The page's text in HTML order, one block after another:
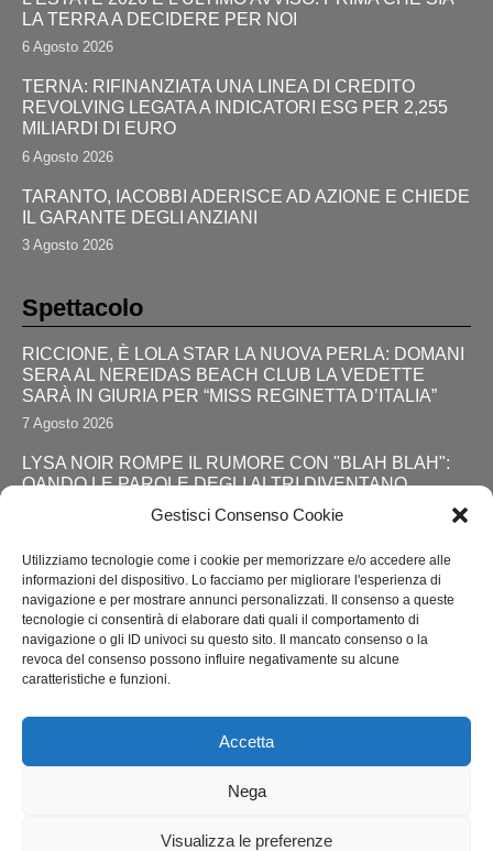
Gestisci Consenso Cookie
Utilizziamo tecnologie come i cookie per memorizzare e/o accedere alle
informazioni del dispositivo. Lo facciamo per migliorare l'esperienza di
navigazione e per mostrare annunci personalizzati. Il consenso a queste
tecnologie ci consentirà di elaborare dati quali il comportamento di
navigazione o gli ID univoci su questo sito. Il mancato consenso o la
revoca del consenso possono influire negativamente su alcune
caratteristiche e funzioni.
Accetta
Nega
Visualizza le preferenze
LA TERRA A DECIDERE PER NOI
6 Agosto 2026
TERNA: RIFINANZIATA UNA LINEA DI CREDITO
REVOLVING LEGATA A INDICATORI ESG PER 2,255
MILIARDI DI EURO
6 Agosto 2026
TARANTO, IACOBBI ADERISCE AD AZIONE E CHIEDE
IL GARANTE DEGLI ANZIANI
3 Agosto 2026
Spettacolo
RICCIONE, È LOLA STAR LA NUOVA PERLA: DOMANI
SERA AL NEREIDAS BEACH CLUB LA VEDETTE
SARÀ IN GIURIA PER “MISS REGINETTA D’ITALIA”
7 Agosto 2026
LYSA NOIR ROMPE IL RUMORE CON "BLAH BLAH":
QANDO LE PAROLE DEGLI ALTRI DIVENTANO
JOHNNY DEPP RITORNA DA PROTAGONISTA: IL
GRANDE SHOW AL COMIC-CON E LA SVOLTA
DEFINITIVA!
24 Luglio 2026
RIMINI, LOLA STAR “ANTICIPA” IL PRIDE CON UNA
MAREBELLO A MIRAMARE